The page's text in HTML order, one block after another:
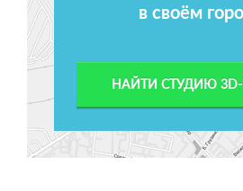
в своём
НАЙТИ СТУДИЮ 3D-